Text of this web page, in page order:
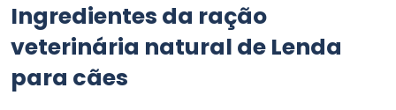
Ingredientes da ração
veterinária natural de Lenda
para cães